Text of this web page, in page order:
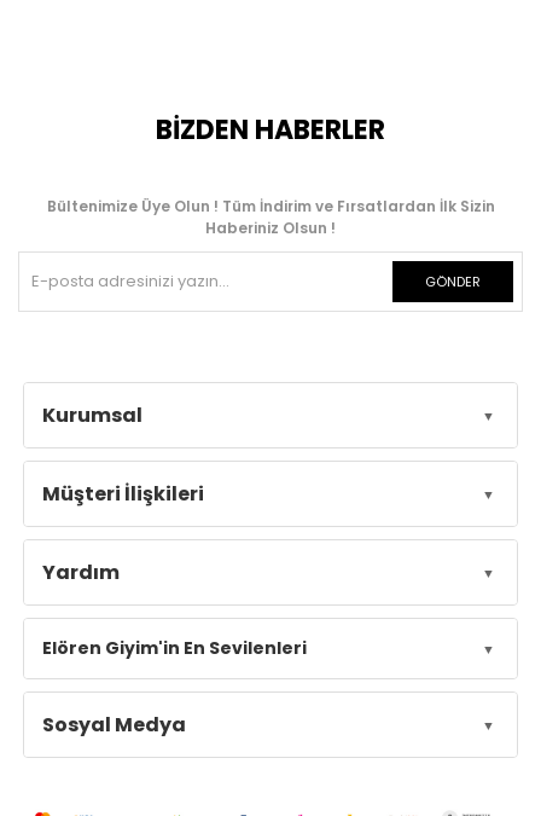
BİZDEN HABERLER
Bültenimize Üye Olun ! Tüm İndirim ve Fırsatlardan İlk Sizin
Haberiniz Olsun !
GÖNDER
Kurumsal
Müşteri İlişkileri
Yardım
Elören Giyim'in En Sevilenleri
Sosyal Medya